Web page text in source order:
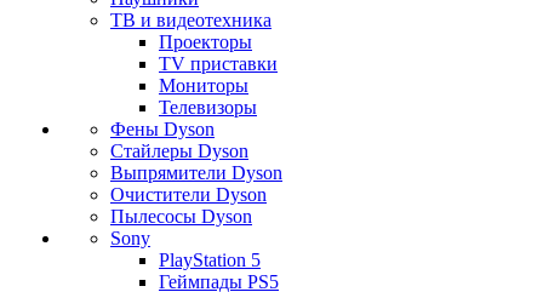
ТВ и видеотехника
Проекторы
TV приставки
Мониторы
Телевизоры
Фены Dyson
Стайлеры Dyson
Выпрямители Dyson
Очистители Dyson
Пылесосы Dyson
Sony
PlayStation 5
Геймпады PS5